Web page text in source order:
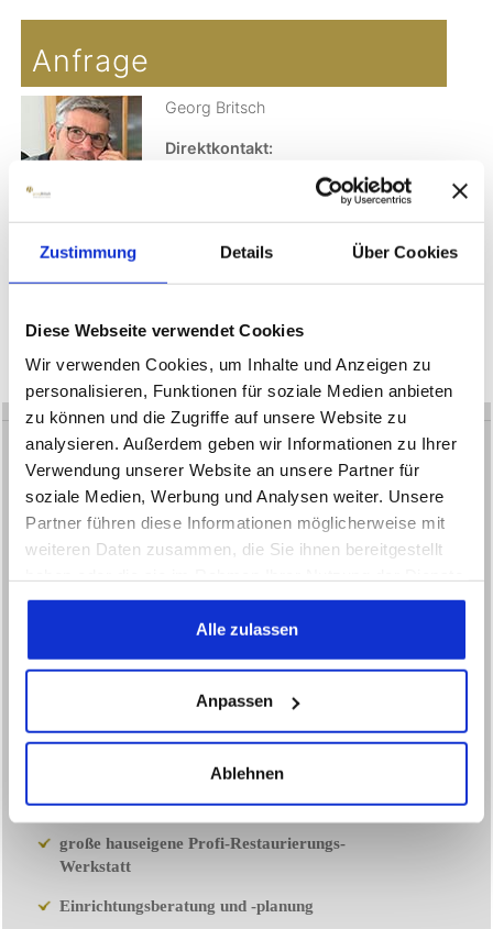
Zustimmung Details Über Cookies
Diese Webseite verwendet Cookies
Wir verwenden Cookies, um Inhalte und Anzeigen zu
personalisieren, Funktionen für soziale Medien anbieten
zu können und die Zugriffe auf unsere Website zu
analysieren. Außerdem geben wir Informationen zu Ihrer
Verwendung unserer Website an unsere Partner für
soziale Medien, Werbung und Analysen weiter. Unsere
Partner führen diese Informationen möglicherweise mit
weiteren Daten zusammen, die Sie ihnen bereitgestellt
gesammelt haben.
Alle zulassen
Anpassen
Ablehnen
Anfrage
Georg Britsch
Direktkontakt:
WHATSAPP
GEORG BRITSCH
35 Jahre Kompetenz und Erfahrung in
1966
kompetente und freundliche Beratung durch
langjährige Mitarbeiter
große hauseigene Profi-Restaurierungs-
Werkstatt
Einrichtungsberatung und -planung